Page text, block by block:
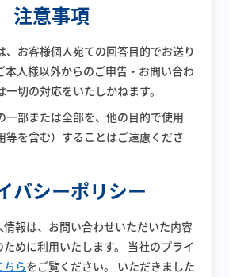
注意事項
、お客様個人宛ての回答目的でお送り
本人様以外からのご申告・お問い合わ
切の対応をいたしかねます。
一部または全部を、他の目的で使用
等を含む）することはご遠慮くださ
バシーポリシー
報は、お問い合わせいただいた内容
めに利用いたします。
当社のプライ
ちらをご覧ください。
いただきました